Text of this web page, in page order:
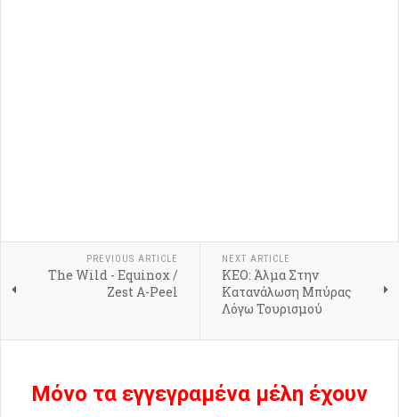
PREVIOUS ARTICLE
The Wild - Equinox /
Zest A-Peel
NEXT ARTICLE
ΚΕΟ: Άλμα Στην
Κατανάλωση Μπύρας
Λόγω Τουρισμού
Μόνο τα εγγεγραμένα μέλη έχουν